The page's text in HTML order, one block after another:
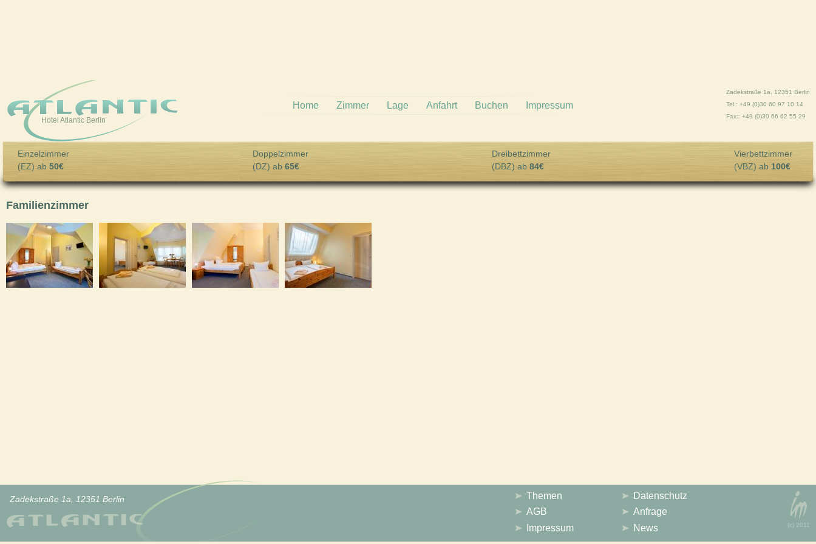
Home Zimmer Lage Anfahrt Buchen Impressum
Hotel Atlantic Berlin
Zadekstraße 1a, 12351 Berlin
Tel.: +49 (0)30 60 97 10 14
Fax:: +49 (0)30 66 62 55 29
Einzelzimmer
(EZ) ab 50€
Doppelzimmer
(DZ) ab 65€
Dreibettzimmer
(DBZ) ab 84€
Vierbettzimmer
(VBZ) ab 100€
Familienzimmer
Zadekstraße 1a, 12351 Berlin
Themen
AGB
Impressum
Datenschutz
Anfrage
News
(с) 2011